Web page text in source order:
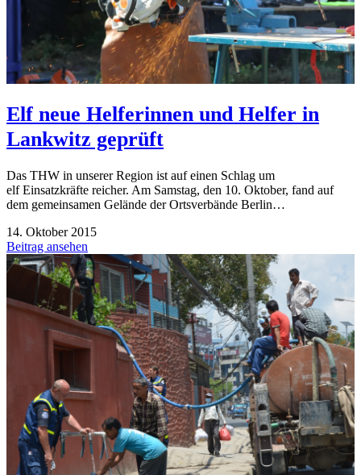
Elf neue Helferinnen und Helfer in
Lankwitz geprüft
Das THW in unserer Region ist auf einen Schlag um
elf Einsatzkräfte reicher. Am Samstag, den 10. Oktober, fand auf
dem gemeinsamen Gelände der Ortsverbände Berlin…
14. Oktober 2015
Beitrag ansehen